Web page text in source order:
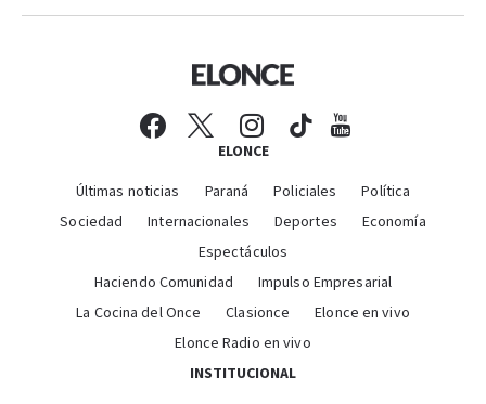
ELONCE
Últimas noticias Paraná Policiales
Política
Sociedad
Internacionales Deportes
Economía
Espectáculos
Haciendo Comunidad
Impulso Empresarial
La Cocina del Once
Clasionce
Elonce en vivo
Elonce Radio en vivo
INSTITUCIONAL